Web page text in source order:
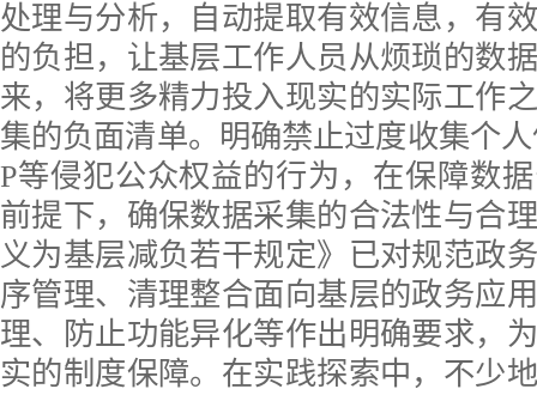
处理与分析，自动提取有效信息，有
的负担，让基层工作人员从烦琐的数
来，将更多精力投入现实的实际工作
集的负面清单。明确禁止过度收集个
P等侵犯公众权益的行为，在保障数
前提下，确保数据采集的合法性与合
义为基层减负若干规定》已对规范政
序管理、清理整合面向基层的政务应
理、防止功能异化等作出明确要求，
实的制度保障。在实践探索中，不少